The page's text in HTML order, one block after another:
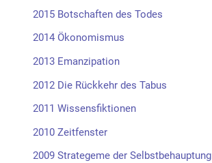
2015 Botschaften des Todes
2014 Ökonomismus
2013 Emanzipation
2012 Die Rückkehr des Tabus
2011 Wissensfiktionen
2010 Zeitfenster
2009 Strategeme der Selbstbehauptung